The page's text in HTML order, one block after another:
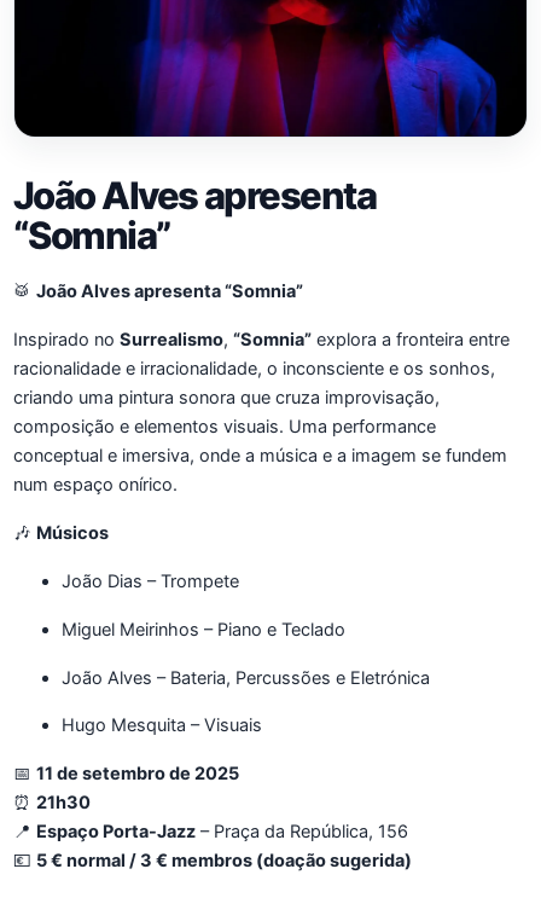
João Alves apresenta
“Somnia”
🥁 João Alves apresenta “Somnia”
Inspirado no Surrealismo, “Somnia” explora a fronteira entre
racionalidade e irracionalidade, o inconsciente e os sonhos,
criando uma pintura sonora que cruza improvisação,
composição e elementos visuais. Uma performance
conceptual e imersiva, onde a música e a imagem se fundem
num espaço onírico.
🎶 Músicos
João Dias – Trompete
Miguel Meirinhos – Piano e Teclado
João Alves – Bateria, Percussões e Eletrónica
Hugo Mesquita – Visuais
📅 11 de setembro de 2025
⏰ 21h30
📍 Espaço Porta-Jazz – Praça da República, 156
💶 5 € normal / 3 € membros (doação sugerida)